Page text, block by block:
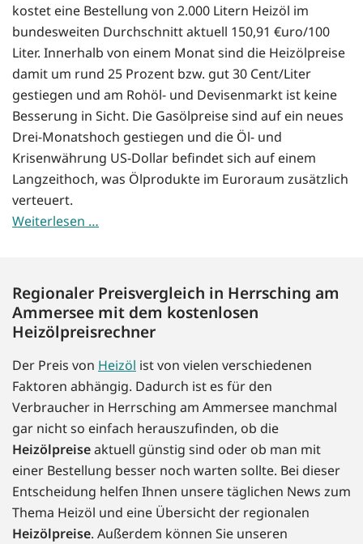
kostet eine Bestellung von 2.000 Litern Heizöl im
bundesweiten Durchschnitt aktuell 150,91 €uro/100
Liter. Innerhalb von einem Monat sind die Heizölpreise
damit um rund 25 Prozent bzw. gut 30 Cent/Liter
gestiegen und am Rohöl- und Devisenmarkt ist keine
Besserung in Sicht. Die Gasölpreise sind auf ein neues
Drei-Monatshoch gestiegen und die Öl- und
Krisenwährung US-Dollar befindet sich auf einem
Langzeithoch, was Ölprodukte im Euroraum zusätzlich
verteuert.
Weiterlesen …
Regionaler Preisvergleich in Herrsching am
Ammersee mit dem kostenlosen
Heizölpreisrechner
Der Preis von Heizöl ist von vielen verschiedenen
Faktoren abhängig. Dadurch ist es für den
Verbraucher in Herrsching am Ammersee manchmal
gar nicht so einfach herauszufinden, ob die
Heizölpreiseaktuell günstig sind oder ob man mit
einer Bestellung besser noch warten sollte. Bei dieser
Entscheidung helfen Ihnen unsere täglichen News zum
Thema Heizöl und eine Übersicht der regionalen
Heizölpreise. Außerdem können Sie unseren